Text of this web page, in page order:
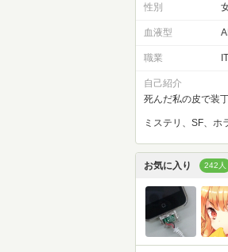
性別
血液型
職業
自己紹介
死んだ私の皮で装
ミステリ、SF、ホ
お気に入り 242人